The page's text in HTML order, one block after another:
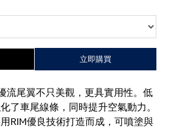
立即購買
流尾翼不只美觀，更具實用性。低
了車尾線條，同時提升空氣動力。
RIM優良技術打造而成，可噴塗與